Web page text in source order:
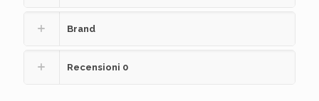
Brand
Recensioni 0